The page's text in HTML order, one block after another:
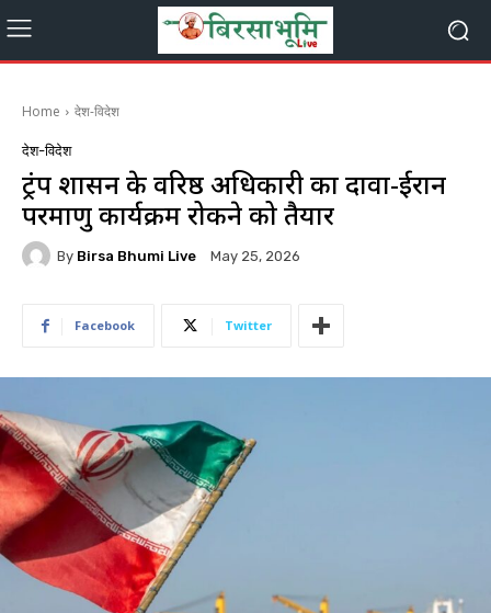
Home देश-विदेश
देश-विदेश
ट्रंप प्रशासन के वरिष्ठ अधिकारी का दावा-ईरान
परमाणु कार्यक्रम रोकने को तैयार
By Birsa Bhumi Live May 25, 2026
Facebook Twitter